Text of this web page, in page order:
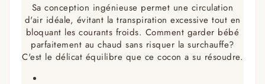
Sa conception ingénieuse permet une circulation
d'air idéale, évitant la transpiration excessive tout en
bloquant les courants froids. Comment garder bébé
parfaitement au chaud sans risquer la surchauffe?
C'est le délicat équilibre que ce cocon a su résoudre.